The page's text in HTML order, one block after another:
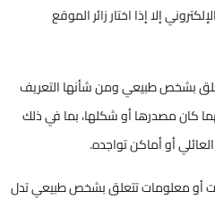
إلا إذا اختار زائر الموقع
بشخص طبيعي ومن شأنها التعريف
كان مصدرها أو شكلها، بما في ذلك
أو أماكن تواجده.
أو معلومات تتعلق بشخص طبيعي تدل